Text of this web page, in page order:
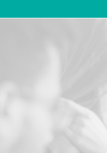
Navegação